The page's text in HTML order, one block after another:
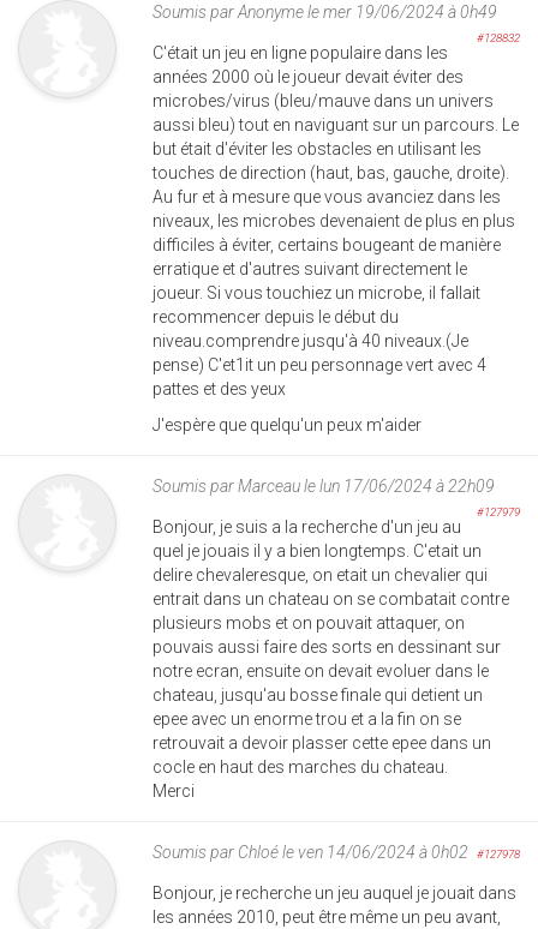
Soumis parAnonymele mer 19/06/2024 à 0h49
#128832
C'était un jeu en ligne populaire dans les
années 2000 où le joueur devait éviter des
microbes/virus (bleu/mauve dans un univers
aussi bleu) tout en naviguant sur un parcours. Le
but était d'éviter les obstacles en utilisant les
touches de direction (haut, bas, gauche, droite).
Au fur et à mesure que vous avanciez dans les
niveaux, les microbes devenaient de plus en plus
difficiles à éviter, certains bougeant de manière
erratique et d'autres suivant directement le
joueur. Si vous touchiez un microbe, il fallait
recommencer depuis le début du
niveau.comprendre jusqu'à 40 niveaux.(Je
pense) C'et1it un peu personnage vert avec 4
pattes et des yeux
J'espère que quelqu'un peux m'aider
Soumis parMarceaule lun 17/06/2024 à 22h09
#127979
Bonjour, je suis a la recherche d'un jeu au
quel je jouais il y a bien longtemps. C'etait un
delire chevaleresque, on etait un chevalier qui
entrait dans un chateau on se combatait contre
plusieurs mobs et on pouvait attaquer, on
pouvais aussi faire des sorts en dessinant sur
notre ecran, ensuite on devait evoluer dans le
chateau, jusqu'au bosse finale qui detient un
epee avec un enorme trou et a la fin on se
retrouvait a devoir plasser cette epee dans un
cocle en haut des marches du chateau.
Merci
Soumis par Chloéle ven 14/06/2024 à 0h02 #127978
Bonjour, je recherche un jeu auquel je jouait dans
les années 2010, peut être même un peu avant,